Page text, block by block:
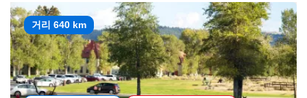
거리 640 km